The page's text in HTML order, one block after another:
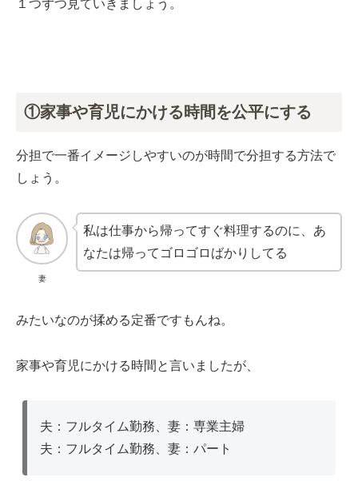
１つずつ見ていきましょう。
①家事や育児にかける時間を公平にする
分担で一番イメージしやすいのが時間で分担する方法で
しょう。
妻
私は仕事から帰ってすぐ料理するのに、あ
なたは帰ってゴロゴロばかりしてる
みたいなのが揉める定番ですもんね。
家事や育児にかける時間と言いましたが、
夫：フルタイム勤務、妻：専業主婦
夫：フルタイム勤務、妻：パート